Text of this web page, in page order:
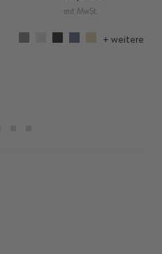
mit MwSt.
+ weitere